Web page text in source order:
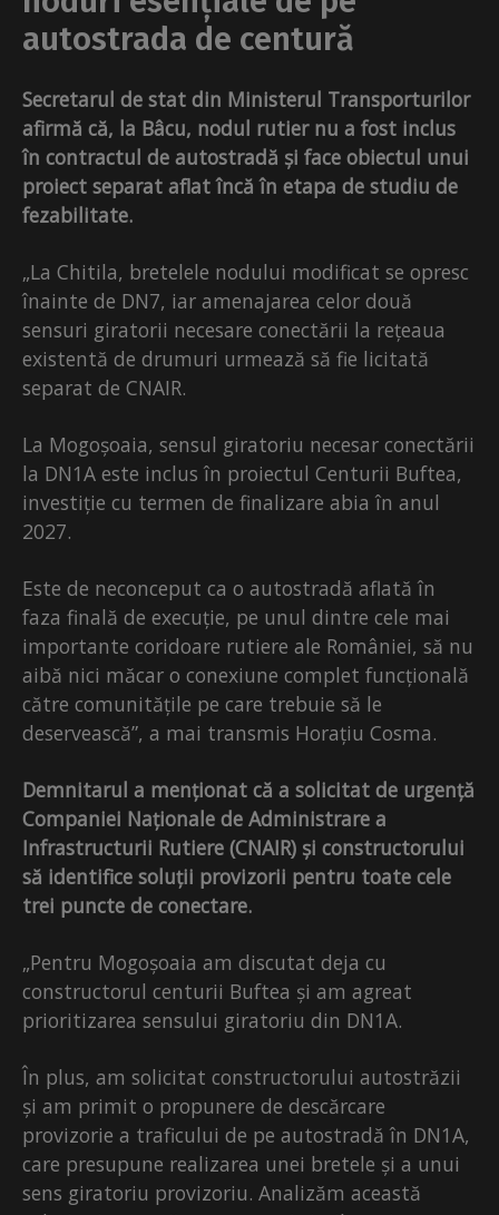
autostrada de centură
Secretarul de stat din Ministerul Transporturilor
afirmă că, la Bâcu, nodul rutier nu a fost inclus
în contractul de autostradă și face obiectul unui
proiect separat aflat încă în etapa de studiu de
fezabilitate.
„La Chitila, bretelele nodului modificat se opresc
înainte de DN7, iar amenajarea celor două
sensuri giratorii necesare conectării la rețeaua
existentă de drumuri urmează să fie licitată
separat de CNAIR.
La Mogoșoaia, sensul giratoriu necesar conectării
la DN1A este inclus în proiectul Centurii Buftea,
investiție cu termen de finalizare abia în anul
2027.
Este de neconceput ca o autostradă aflată în
faza finală de execuție, pe unul dintre cele mai
importante coridoare rutiere ale României, să nu
aibă nici măcar o conexiune complet funcțională
către comunitățile pe care trebuie să le
deservească”, a mai transmis Horațiu Cosma.
Demnitarul a menționat că a solicitat de urgență
Companiei Naționale de Administrare a
Infrastructurii Rutiere (CNAIR) și constructorului
să identifice soluții provizorii pentru toate cele
trei puncte de conectare.
„Pentru Mogoșoaia am discutat deja cu
constructorul centurii Buftea și am agreat
prioritizarea sensului giratoriu din DN1A.
În plus, am solicitat constructorului autostrăzii
și am primit o propunere de descărcare
provizorie a traficului de pe autostradă în DN1A,
care presupune realizarea unei bretele și a unui
sens giratoriu provizoriu. Analizăm această